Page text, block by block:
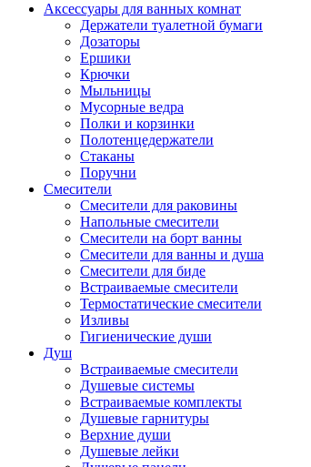
Аксессуары для ванных комнат
Держатели туалетной бумаги
Дозаторы
Ершики
Крючки
Мыльницы
Мусорные ведра
Полки и корзинки
Полотенцедержатели
Стаканы
Поручни
Смесители
Смесители для раковины
Напольные смесители
Смесители на борт ванны
Смесители для ванны и душа
Смесители для биде
Встраиваемые смесители
Термостатические смесители
Изливы
Гигиенические души
Душ
Встраиваемые смесители
Душевые системы
Встраиваемые комплекты
Душевые гарнитуры
Верхние души
Душевые лейки